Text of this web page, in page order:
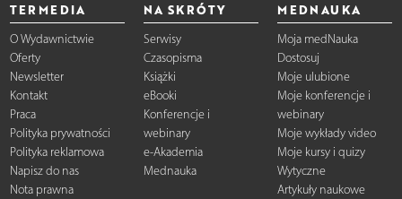
TERMEDIA
O Wydawnictwie
Oferty
Newsletter
Kontakt
Praca
Polityka prywatności
Polityka reklamowa
Napisz do nas
Nota prawna
NA SKRÓTY
Serwisy
Czasopisma
Książki
eBooki
Konferencje i
webinary
e-Akademia
Mednauka
MEDNAUKA
Moja medNauka
Dostosuj
Moje ulubione
Moje konferencje i
webinary
Moje wykłady video
Moje kursy i quizy
Wytyczne
Artykuły naukowe